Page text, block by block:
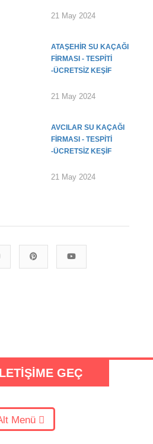
21 May 2024
ATAŞEHIR SU KAÇAĞI
FIRMASI - TESPITI
-ÜCRETSIZ KEŞIF
21 May 2024
AVCILAR SU KAÇAĞI
FIRMASI - TESPITI
-ÜCRETSIZ KEŞIF
21 May 2024
GEÇ
Menü